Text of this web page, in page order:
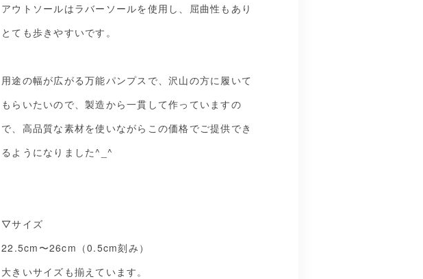
アウトソールはラバーソールを使用し、屈曲性もあり
とても歩きやすいです。
用途の幅が広がる万能パンプスで、沢山の方に履いて
もらいたいので、製造から一貫して作っていますの
で、高品質な素材を使いながらこの価格でご提供でき
るようになりました^_^
▽サイズ
22.5cm〜26cm（0.5cm刻み）
大きいサイズも揃えています。